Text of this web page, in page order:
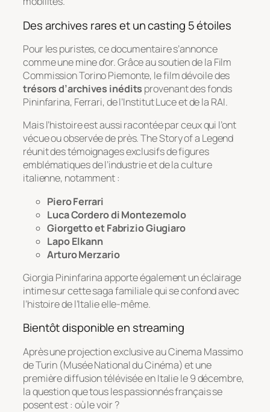
Des archives rares et un casting 5 étoiles
Pour les puristes, ce documentaire s’annonce
comme une mine d’or. Grâce au soutien de la Film
Commission Torino Piemonte, le film dévoile des
trésors d’archives inédits provenant des fonds
Pininfarina, Ferrari, de l’Institut Luce et de la RAI.
Mais l’histoire est aussi racontée par ceux qui l’ont
vécue ou observée de près.The Story of a Legend
réunit des témoignages exclusifs de figures
emblématiques de l’industrie et de la culture
italienne, notamment :
Piero Ferrari
Luca Cordero di Montezemolo
Giorgetto et Fabrizio Giugiaro
Lapo Elkann
Arturo Merzario
Giorgia Pininfarina apporte également un éclairage
intime sur cette saga familiale qui se confond avec
l’histoire de l’Italie elle-même.
Bientôt disponible en streaming
Après une projection exclusive auCinema Massimo
de Turin (Musée National du Cinéma) et une
première diffusion télévisée en Italie le 9 décembre,
la question que tous les passionnés français se
posent est : où le voir ?